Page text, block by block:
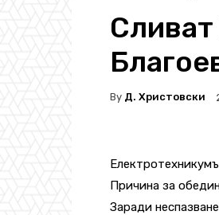
By Д. Христовски
Причина за
Заради